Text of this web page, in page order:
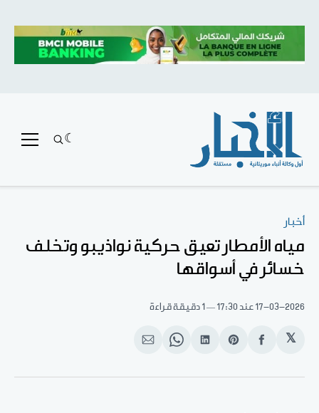
أخبار
مياه الأمطار تعيق حركية نواذيبو وتخلف
خسائر في أسواقها
17-03-2026 عند 17:30 1 دقيقة قراءة
𝕏
انشر
الفيسبوك
Share
Pinterest
انشر
لينكد
Share
WhatsApp
انشر
الإيميل